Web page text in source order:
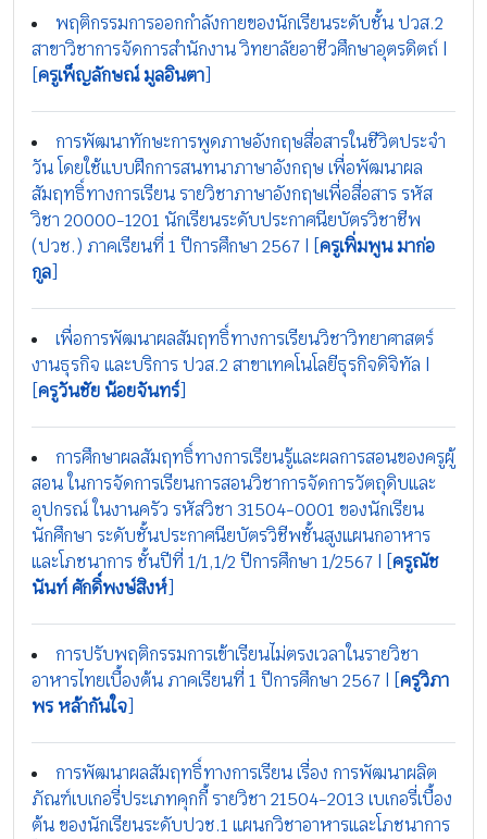
พฤติกรรมการออกกำลังกายของนักเรียนระดับชั้น ปวส.2
สาขาวิชาการจัดการสำนักงาน วิทยาลัยอาชีวศึกษาอุตรดิตถ์ |
ครูเพ็ญลักษณ์ มูลอินตา
การพัฒนาทักษะการพูดภาษอังกฤษสื่อสารในชีวิตประจำ
วัน โดยใช้แบบฝึกการสนทนาภาษาอังกฤษ เพื่อพัฒนาผล
สัมฤทธิ์ทางการเรียน รายวิชาภาษาอังกฤษเพื่อสื่อสาร รหัส
วิชา 20000-1201 นักเรียนระดับประกาศนียบัตรวิชาชีพ
(ปวช.) ภาคเรียนที่ 1 ปีการศึกษา 2567 | [ ครูเพิ่มพูน มาก่อ
กูล
เพื่อการพัฒนาผลสัมฤทธิ์ทางการเรียนวิชาวิทยาศาสตร์
งานธุรกิจ และบริการ ปวส.2 สาขาเทคโนโลยีธุรกิจดิจิทัล |
ครูวันชัย น้อยจันทร์
การศึกษาผลสัมฤทธิ์ทางการเรียนรู้และผลการสอนของครูผู้
สอน ในการจัดการเรียนการสอนวิชาการจัดการวัตถุดิบและ
อุปกรณ์ ในงานครัว รหัสวิชา 31504-0001 ของนักเรียน
นักศึกษา ระดับชั้นประกาศนียบัตรวิชีพชั้นสูงแผนกอาหาร
และโภชนาการ ชั้นปีที่ 1/1,1/2 ปีการศึกษา 1/2567 | [ ครูณัช
นันท์ ศักดิ์พงษ์สิงห์
การปรับพฤติกรรมการเข้าเรียนไม่ตรงเวลาในรายวิชา
อาหารไทยเบื้องต้น ภาคเรียนที่ 1 ปีการศึกษา 2567 | [ ครูวิภา
พร หล้ากันใจ
การพัฒนาผลสัมฤทธิ์ทางการเรียน เรื่อง การพัฒนาผลิต
ภัณฑ์เบเกอรี่ประเภทคุกกี้ รายวิชา 21504-2013 เบเกอรี่เบื้อง
ต้น ของนักเรียนระดับปวช.1 แผนกวิชาอาหารและโภชนาการ